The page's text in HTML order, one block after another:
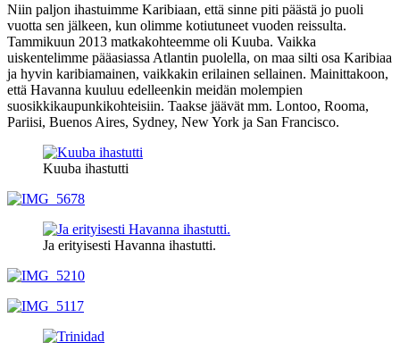
Niin paljon ihastuimme Karibiaan, että sinne piti päästä jo puoli
vuotta sen jälkeen, kun olimme kotiutuneet vuoden reissulta.
Tammikuun 2013 matkakohteemme oli Kuuba. Vaikka
uiskentelimme pääasiassa Atlantin puolella, on maa silti osa Karibiaa
ja hyvin karibiamainen, vaikkakin erilainen sellainen. Mainittakoon,
että Havanna kuuluu edelleenkin meidän molempien
suosikkikaupunkikohteisiin. Taakse jäävät mm. Lontoo, Rooma,
Pariisi, Buenos Aires, Sydney, New York ja San Francisco.
Kuuba ihastutti
Ja erityisesti Havanna ihastutti.